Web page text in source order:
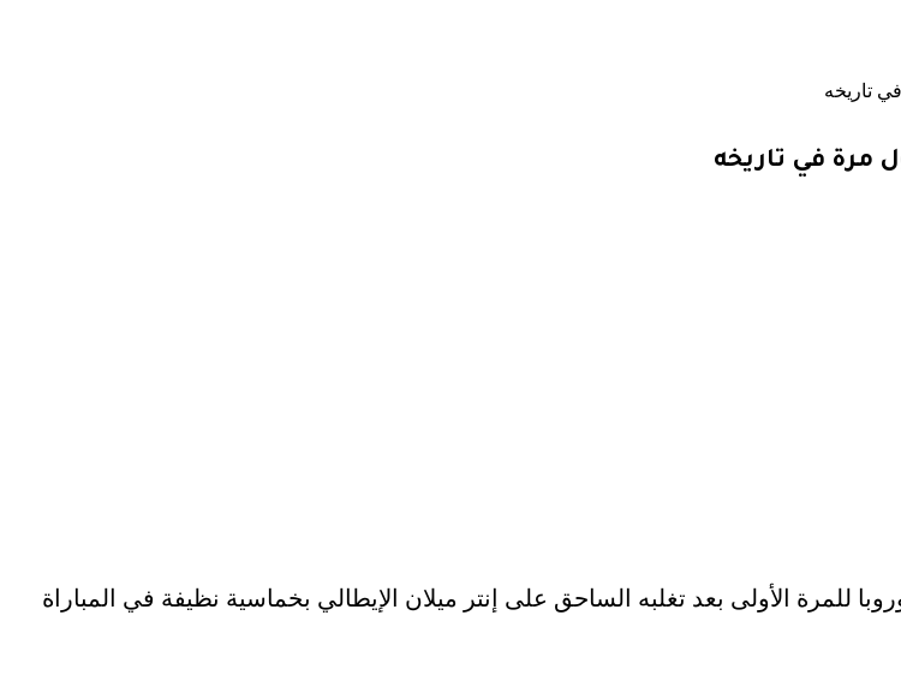
تاريخه
مرة في تاريخه
للمرة الأولى بعد تغلبه الساحق على إنتر ميلان الإيطالي بخماسية نظيفة في المباراة